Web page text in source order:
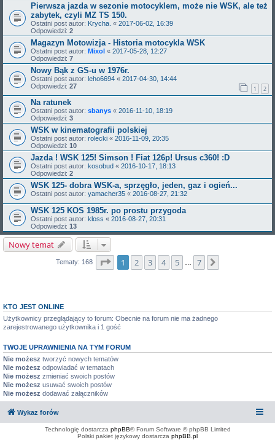
Pierwsza jazda w sezonie motocyklem, może nie WSK, ale też
zabytek, czyli MZ TS 150.
Ostatni post autor: Krycha. « 2017-06-02, 16:39
Odpowiedzi: 2
Magazyn Motowizja - Historia motocykla WSK
Ostatni post autor: Mixol « 2017-05-28, 12:27
Odpowiedzi: 7
Nowy Bąk z GS-u w 1976r.
Ostatni post autor: leho6694 « 2017-04-30, 14:44
Odpowiedzi: 27 1 2
Na ratunek
Ostatni post autor: sbanys « 2016-11-10, 18:19
Odpowiedzi: 3
WSK w kinematografii polskiej
Ostatni post autor: rolecki « 2016-11-09, 20:35
Odpowiedzi: 10
Jazda ! WSK 125! Simson ! Fiat 126p! Ursus c360! :D
Ostatni post autor: kosobud « 2016-10-17, 18:13
Odpowiedzi: 2
WSK 125- dobra WSK-a, sprzęgło, jeden, gaz i ogień...
Ostatni post autor: yamacher35 « 2016-08-27, 21:32
WSK 125 KOS 1985r. po prostu przygoda
Ostatni post autor: kloss « 2016-08-27, 20:31
Odpowiedzi: 13
Nowy temat
Tematy: 168 Strona1 z7
1 2 3 4 5 … 7
KTO JEST ONLINE
Użytkownicy przeglądający to forum: Obecnie na forum nie ma żadnego
zarejestrowanego użytkownika i 1 gość
TWOJE UPRAWNIENIA NA TYM FORUM
Nie możesz tworzyć nowych tematów
Nie możesz odpowiadać w tematach
Nie możesz zmieniać swoich postów
Nie możesz usuwać swoich postów
Nie możesz dodawać załączników
Wykaz forów
Technologię dostarcza phpBB® Forum Software © phpBB Limited
Polski pakiet językowy dostarcza phpBB.pl